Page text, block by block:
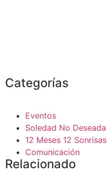
Categorías
Eventos
Soledad No Deseada
12 Meses 12 Sonrisas
Comunicación
Relacionado